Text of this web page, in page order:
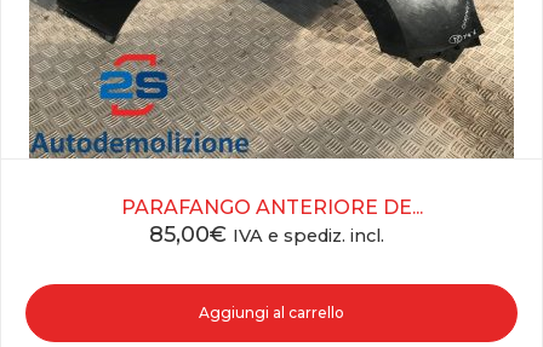
PARAFANGO ANTERIORE DE...
85,00€ IVA e spediz. incl.
Aggiungi al carrello